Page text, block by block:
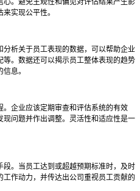
。避免主观性和偏见对评估结果产生影
实现公平性。
分析关于员工表现的数据，可以帮助企业
。数据还可以揭示员工整体表现的趋势
息。
。企业应该定期审查和评估系统的有效
问题并作出调整。灵活性和适应性是一
。当员工达到或超越预期标准时，及时
作动力，并传达出公司重视员工贡献的